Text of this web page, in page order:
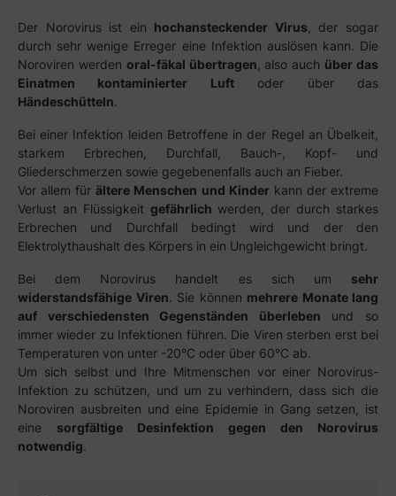
Der Norovirus ist ein hochansteckender Virus , der sogar
durch sehr wenige Erreger eine Infektion auslösen kann. Die
Noroviren werden oral-fäkal übertragen , also auch über das
Einatmen kontaminierter Luftoder über das
Händeschütteln.
Bei einer Infektion leiden Betroffene in der Regel an Übelkeit,
starkem Erbrechen, Durchfall, Bauch-, Kopf- und
Gliederschmerzen sowie gegebenenfalls auch an Fieber.
Vor allem fürältere Menschen und Kinderkann der extreme
Verlust an Flüssigkeit gefährlich werden, der durch starkes
Erbrechen und Durchfall bedingt wird und der den
Elektrolythaushalt des Körpers in ein Ungleichgewicht bringt.
Bei dem Norovirus handelt es sich um sehr
widerstandsfähige Viren. Sie können mehrere Monate lang
auf verschiedensten Gegenständen überleben und so
immer wieder zu Infektionen führen. Die Viren sterben erst bei
Temperaturen von unter -20°C oder über 60°C ab.
Um sich selbst und Ihre Mitmenschen vor einer Norovirus-
Infektion zu schützen, und um zu verhindern, dass sich die
Noroviren ausbreiten und eine Epidemie in Gang setzen, ist
eine sorgfältige Desinfektion gegen den Norovirus
notwendig.